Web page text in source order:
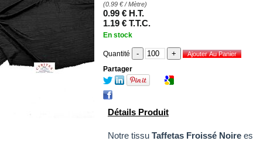
(0.99 €/ Mètre)
0.99 € H.T.
1.19 € T.T.C.
En stock
Quantité
Partager
Détails Produit
Notre tissu Taffetas Froissé Noire